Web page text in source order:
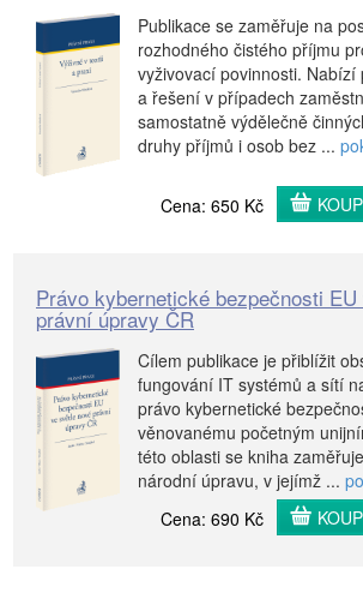
Publikace se zaměřuje na
rozhodného čistého příjmu
vyživovací povinnosti.
a řešení v případech
samostatně výdělečně
druhy příjmů i osob bez ...
Cena: 650 Kč
Právo kybernetické bezpečnosti
právní úpravy ČR
Cílem publikace je přiblížit
fungování IT systémů a sítí
právo kybernetické
věnovanému početným
této oblasti se kniha
národní úpravu, v jejímž ...
Cena: 690 Kč